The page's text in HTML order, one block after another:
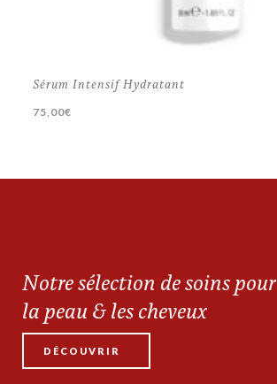
Sérum Intensif Hydratant
75,00€
Notre sélection de soins pour
la peau & les cheveux
DÉCOUVRIR